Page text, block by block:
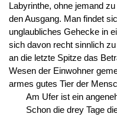
Labyrinthe, ohne jemand
den Ausgang. Man findet
unglaubliches Gehecke in
sich davon recht sinnlich
an die letzte Spitze das
Wesen der Einwohner
armes gutes Tier der
Am Ufer ist ein
Schon die drey Tage